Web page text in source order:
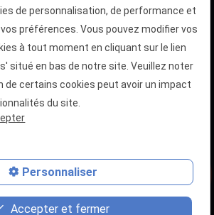
devis en quelques clics
- 78420 CARRIÈRES-SUR-SEINE
de confidentialité
Plan du site
Mentions légales
de personnalisation, de performance et
préférences. Vous pouvez modifier vos
à tout moment en cliquant sur le lien
situé en bas de notre site. Veuillez noter
de certains cookies peut avoir un impact
du site.
Personnaliser
Accepter et fermer